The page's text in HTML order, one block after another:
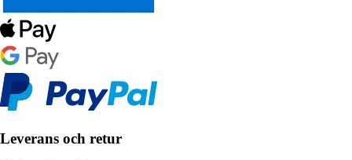
Leverans och retur